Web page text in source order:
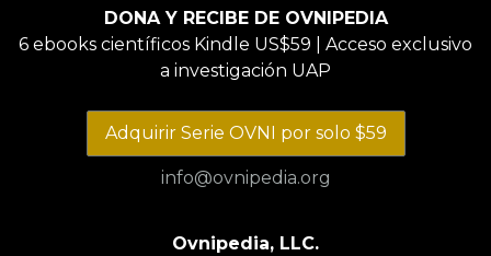
DONA Y RECIBE DE OVNIPEDIA
6 ebooks científicos Kindle US$59 | Acceso exclusivo
a investigación UAP
Adquirir Serie OVNI por solo $59
info@ovnipedia.org
Ovnipedia, LLC.